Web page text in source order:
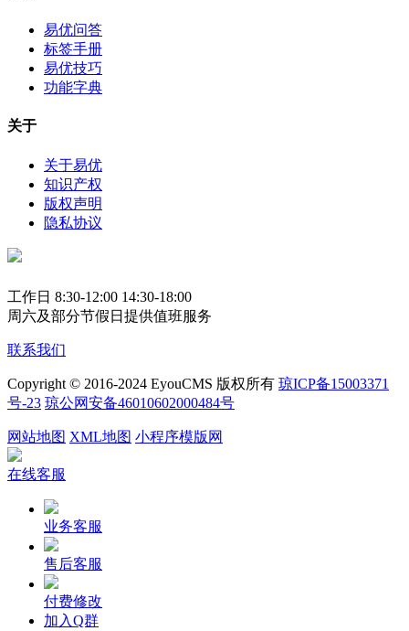
易优问答
标签手册
易优技巧
功能字典
关于
关于易优
知识产权
版权声明
隐私协议
工作日 8:30-12:00 14:30-18:00
周六及部分节假日提供值班服务
联系我们
Copyright © 2016-2024 EyouCMS 版权所有 琼ICP备15003371
号-23 琼公网安备46010602000484号
网站地图 XML地图 小程序模版网
在线客服
业务客服
售后客服
付费修改
加入Q群